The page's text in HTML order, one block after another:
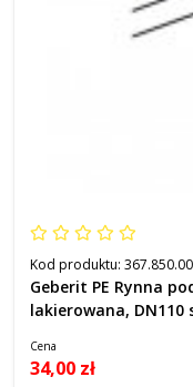
Kod produktu:
Geberit PE Rynna
lakierowana, DN110
Cena
34,00 zł